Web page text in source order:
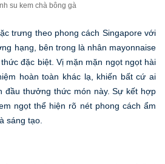
su kem chà bông gà
trưng theo phong cách Singapore với
hạng, bên trong là nhân mayonnaise
đặc biệt. Vị mặn mặn ngọt ngọt hài
hoàn toàn khác lạ, khiến bất cứ ai
đầu thưởng thức món này. Sự kết hợp
ngọt thể hiện rõ nét phong cách ẩm
sáng tạo.